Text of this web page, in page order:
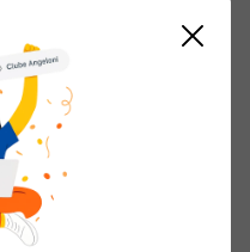
ADICIONAR AO CARRINHO